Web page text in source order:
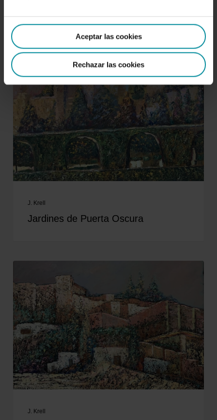
Aceptar las cookies
Rechazar las cookies
J. Krell
Jardines de Puerta Oscura
J. Krell